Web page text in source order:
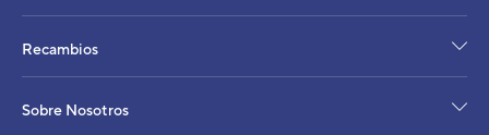
Recambios
Sobre Nosotros